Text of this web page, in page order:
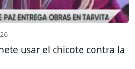
usar el chicote contra la